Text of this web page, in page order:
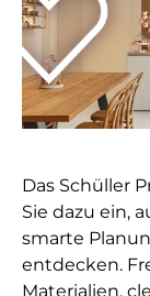
Das Schüller
Sie dazu ein,
smarte
entdecken.
Materialien,